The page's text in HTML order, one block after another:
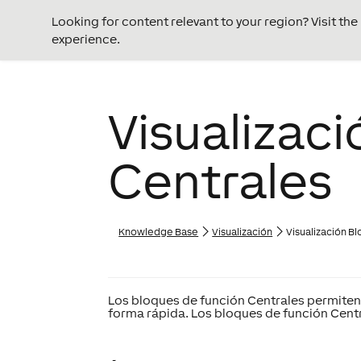
Looking for content relevant to your region? Visit
experience.
Centrales
Knowledge Base Visualización Visualización
Los bloques de función Centrales
forma rápida. Los bloques de función